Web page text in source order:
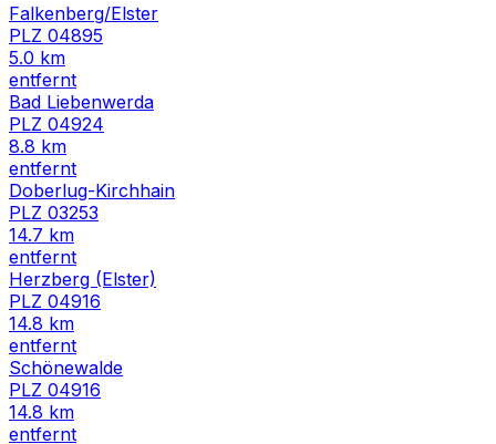
Falkenberg/Elster
PLZ 04895
5.0 km
entfernt
Bad Liebenwerda
PLZ 04924
8.8 km
entfernt
Doberlug-Kirchhain
PLZ 03253
14.7 km
entfernt
Herzberg (Elster)
PLZ 04916
14.8 km
entfernt
Schönewalde
PLZ 04916
14.8 km
entfernt